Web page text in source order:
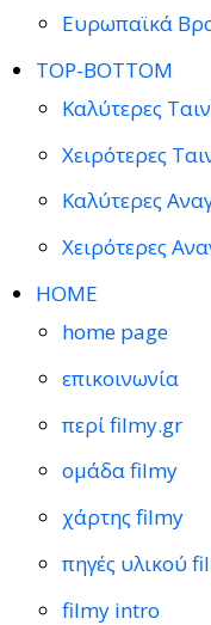
Ευρωπαϊκά
TOP-BOTTOM
Καλύτερες
Χειρότερες
Καλύτερες
Χειρότερες
HOME
home page
επικοινωνία
περί filmy.gr
ομάδα filmy
χάρτης filmy
πηγές υλικού
filmy intro